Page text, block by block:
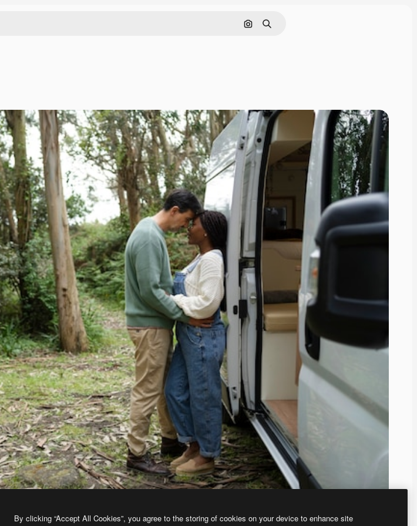
画像で検索
検索
By clicking “Accept All Cookies”, you agree to the storing of cookies on your device to enhance site